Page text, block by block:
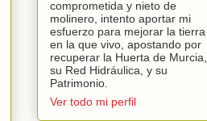
comprometida y nieto de
molinero, intento aportar mi
esfuerzo para mejorar la tierra
en la que vivo, apostando por
recuperar la Huerta de Murcia,
su Red Hidráulica, y su
Patrimonio.
Ver todo mi perfil